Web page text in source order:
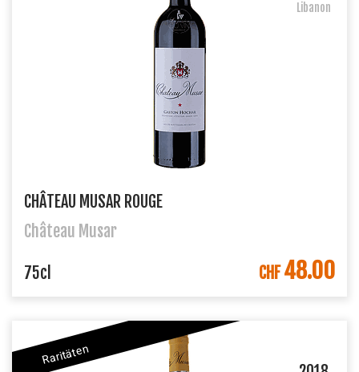
Libanon
CHÂTEAU MUSAR ROUGE
Château Musar
IN DEN WARENKORB
75cl CHF48.00
Raritäten